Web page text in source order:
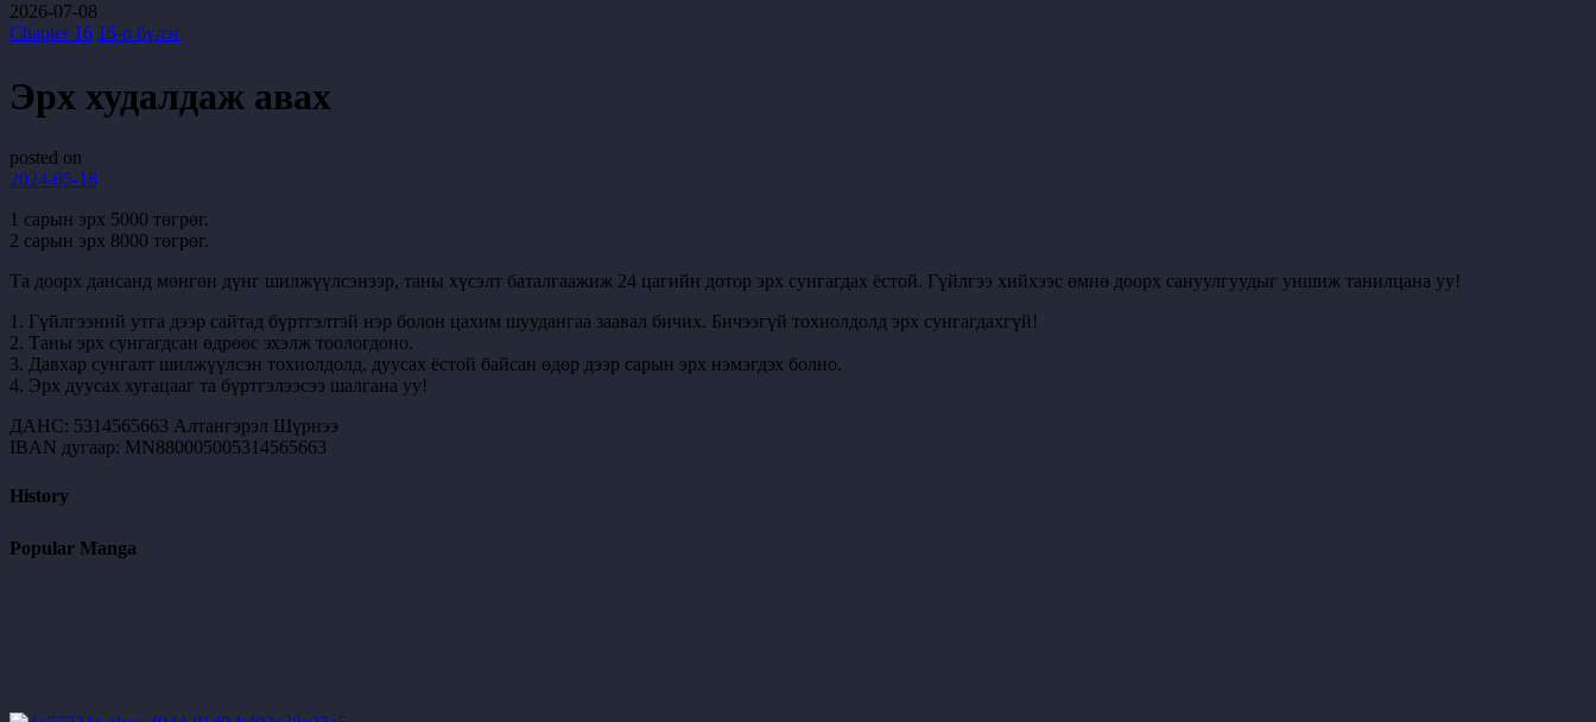
2026-07-08
Chapter 16 15-р бүлэг
Эрх худалдаж авах
posted on
2024-05-18
1 сарын эрх 5000 төгрөг.
2 сарын эрх 8000 төгрөг.
Та доорх дансанд мөнгөн дүнг шилжүүлсэнээр, таны хүсэлт баталгаажиж 24 цагийн дотор эрх сунгагдах ёстой. Гүйлгээ хийхээс өмнө доорх сануулгуудыг уншиж танилцана уу!
1. Гүйлгээний утга дээр сайтад бүртгэлтэй нэр болон цахим шуудангаа заавал бичих. Бичээгүй тохиолдолд эрх сунгагдахгүй!
2. Таны эрх сунгагдсан өдрөөс эхэлж тоологдоно.
3. Давхар сунгалт шилжүүлсэн тохиолдолд, дуусах ёстой байсан өдөр дээр сарын эрх нэмэгдэх болно.
4. Эрх дуусах хугацааг та бүртгэлээсээ шалгана уу!
ДАНС: 5314565663 Алтангэрэл Шүрнээ
IBAN дугаар: MN880005005314565663
History
Popular Manga